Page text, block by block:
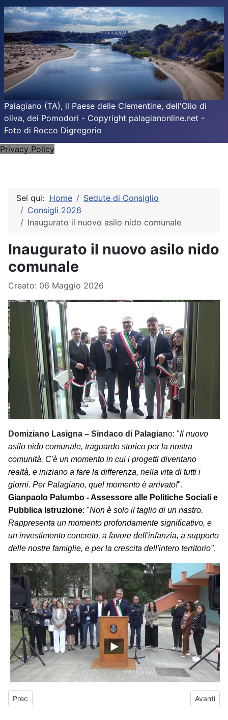
Palagiano (TA), il Paese delle Clementine, dell'Olio di
oliva, dei Pomodori - Copyright palagianonline.net -
Foto di Rocco Digregorio
Privacy Policy
Sei qui: Home
Sedute di Consiglio
Consigli 2026
Inaugurato il nuovo asilo nido comunale
Inaugurato il nuovo asilo nido
comunale
Dettagli
Creato: 06 Maggio 2026
Domiziano Lasigna – Sindaco di Palagiano: "Il nuovo
asilo nido comunale, traguardo storico per la nostra
comunità. C'è un momento in cui i progetti diventano
realtà, e iniziano a fare la differenza, nella vita di tutti i
giorni. Per Palagiano, quel momento è arrivato!".
Gianpaolo Palumbo - Assessore alle Politiche Sociali e
Pubblica Istruzione: "Non è solo il taglio di un nastro.
Rappresenta un momento profondamente significativo, e
un investimento concreto, a favore dell'infanzia, a supporto
delle nostre famiglie, e per la crescita dell'intero territorio".
Articolo precedente: Consiglio 24 giugno 2026
Prec Articolo
Avanti